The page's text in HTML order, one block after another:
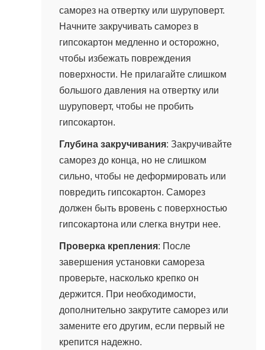
саморез на отвертку или шуруповерт.
Начните закручивать саморез в
гипсокартон медленно и осторожно,
чтобы избежать повреждения
поверхности. Не прилагайте слишком
большого давления на отвертку или
шуруповерт, чтобы не пробить
гипсокартон.
Глубина закручивания: Закручивайте
саморез до конца, но не слишком
сильно, чтобы не деформировать или
повредить гипсокартон. Саморез
должен быть вровень с поверхностью
гипсокартона или слегка внутри нее.
Проверка крепления: После
завершения установки самореза
проверьте, насколько крепко он
держится. При необходимости,
дополнительно закрутите саморез или
замените его другим, если первый не
крепится надежно.